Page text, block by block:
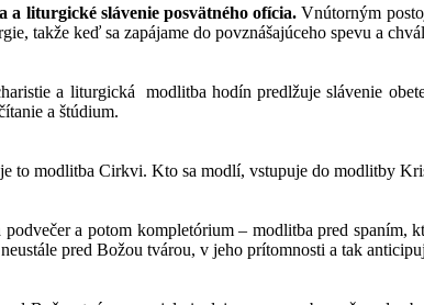
a liturgické slávenie posvätného ofícia.Vnútorným
takže keď sa zapájame do povznášajúceho spevu a
a liturgická modlitba hodín predlžuje slávenie
a štúdium.
to modlitba Cirkvi. Kto sa modlí, vstupuje do modlitby
a potom kompletórium – modlitba pred spaním,
pred Božou tvárou, v jeho prítomnosti a tak